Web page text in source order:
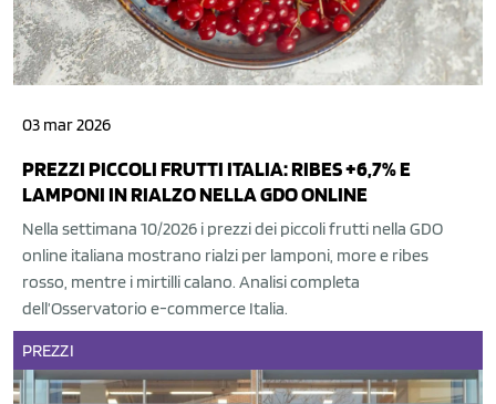
03 mar 2026
PREZZI PICCOLI FRUTTI ITALIA: RIBES +6,7% E
LAMPONI IN RIALZO NELLA GDO ONLINE
Nella settimana 10/2026 i prezzi dei piccoli frutti nella GDO
online italiana mostrano rialzi per lamponi, more e ribes
rosso, mentre i mirtilli calano. Analisi completa
dell’Osservatorio e-commerce Italia.
PREZZI